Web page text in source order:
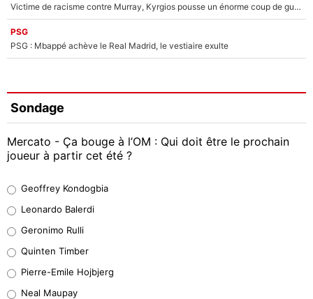
Victime de racisme contre Murray, Kyrgios pousse un énorme coup de gueule !
PSG
PSG : Mbappé achève le Real Madrid, le vestiaire exulte
Sondage
Mercato - Ça bouge à l’OM : Qui doit être le prochain
joueur à partir cet été ?
38%
32%
4%
Geoffrey Kondogbia
Leonardo Balerdi
Geronimo Rulli
Quinten Timber
Pierre-Emile Hojbjerg
Neal Maupay